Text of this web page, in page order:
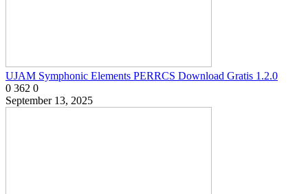
UJAM Symphonic Elements PERRCS Download Gratis 1.2.0
0 362 0
September 13, 2025